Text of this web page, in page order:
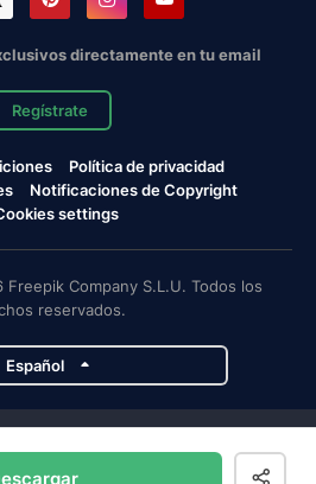
directamente en tu email
Regístrate
Política de privacidad
Notificaciones de Copyright
settings
Company S.L.U. Todos los
reservados.
Español